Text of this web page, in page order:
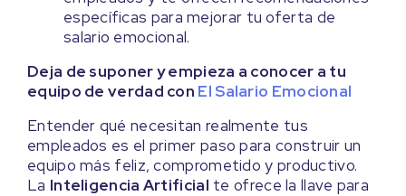
específicas para mejorar tu oferta de
salario emocional.
Deja de suponer y empieza a conocer a tu
equipo de verdad con El Salario Emocional
Entender qué necesitan realmente tus
empleados es el primer paso para construir un
equipo más feliz, comprometido y productivo.
La Inteligencia Artificial te ofrece la llave para